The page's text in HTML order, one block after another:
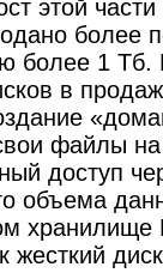
этой
более
более 1
в
файлы
доступ
объема
хранилище
жесткий